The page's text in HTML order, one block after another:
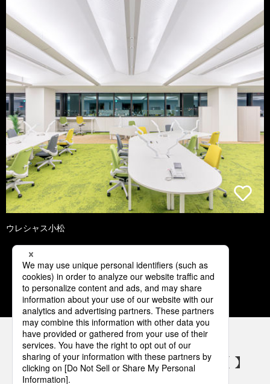
ウレシャス小松
1 2 3 4 5
パナソニックの電気設備 SNSアカウント